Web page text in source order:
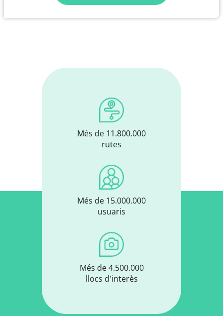
Més de 11.800.000
rutes
Més de 15.000.000
usuaris
Més de 4.500.000
llocs d'interès